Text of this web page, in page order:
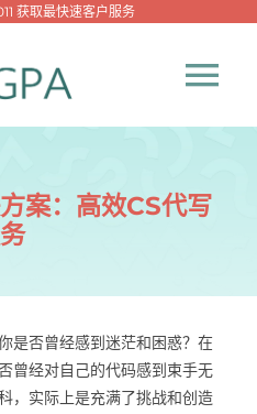
获取最快速客户服务
案：高效CS代写
是否曾经感到迷茫和困惑？在
曾经对自己的代码感到束手无
，实际上是充满了挑战和创造